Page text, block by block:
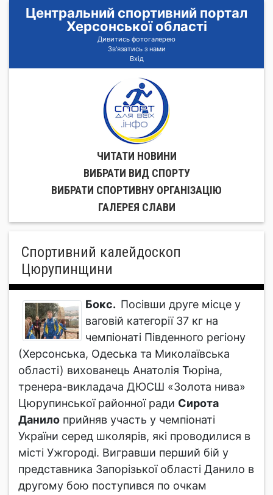
Центральний спортивний портал
Херсонської області
Дивитись фотогалерею
Зв'язатись з нами
Вхід
ЧИТАТИ НОВИНИ
ВИБРАТИ ВИД СПОРТУ
ВИБРАТИ СПОРТИВНУ ОРГАНIЗАЦIЮ
ГАЛЕРЕЯ СЛАВИ
Спортивний калейдоскоп
Цюрупинщини
Бокс. Посівши друге місце у
ваговій категорії 37 кг на
чемпіонаті Південного регіону
(Херсонська, Одеська та Миколаївська
області) вихованець Анатолія Тюріна,
тренера-викладача ДЮСШ «Золота нива»
Цюрупинської районної ради Сирота
Данило прийняв участь у чемпіонаті
України серед школярів, які проводилися в
місті Ужгороді. Вигравши перший бій у
представника Запорізької області Данило в
другому бою поступився по очкам